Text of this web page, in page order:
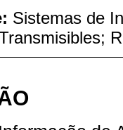
Sistemas de